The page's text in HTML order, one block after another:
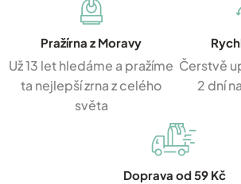
Pražírna z Moravy
Už 13 let hledáme a pražíme
ta nejlepší zrna z celého
světa
Čerstvě
2 dní
Doprava od 59 Kč